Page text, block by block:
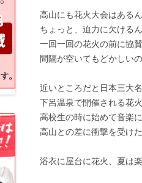
高山にも花火大会はある
ちょっと、迫力に欠ける
一回一回の花火の前に協
間隔が空いてもどかしい
近いところだと日本三大
下呂温泉で開催される花
高校生の時に始めて音楽
高山との差に衝撃を受け
浴衣に屋台に花火、夏は